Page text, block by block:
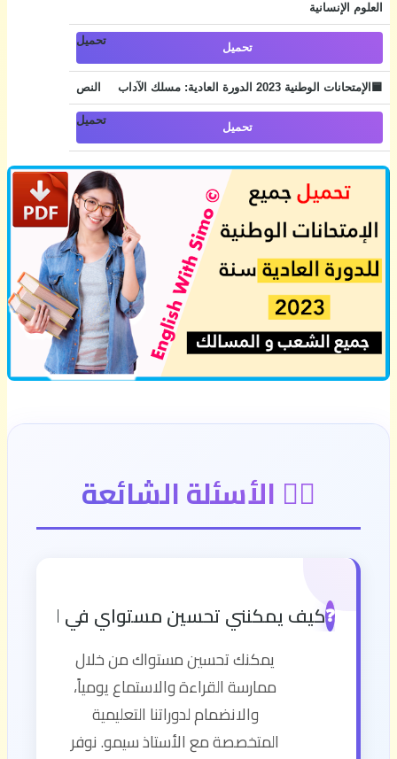
العلوم الإنسانية
تحميل
🟦الإمتحانات الوطنية 2023 الدورة العادية: مسلك الآداب
تحميل
🙋‍♂️ الأسئلة الشائعة
❓كيف يمكنني تحسين مستواي في اللغة
يمكنك تحسين مستواك من خلال
ممارسة القراءة والاستماع يومياً،
والانضمام لدوراتنا التعليمية
المتخصصة مع الأستاذ سيمو. نوفر